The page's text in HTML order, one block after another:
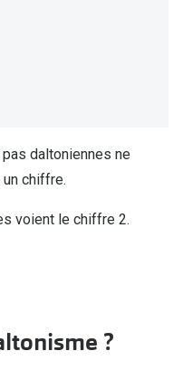
daltoniennes ne
chiffre.
voient le chiffre 2.
?